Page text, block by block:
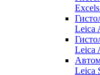
Leica
Leica
Leica